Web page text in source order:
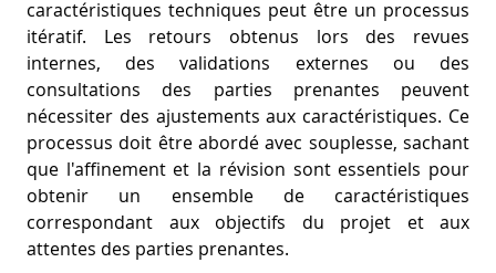
caractéristiques techniques peut être un processus
itératif. Les retours obtenus lors des revues
internes, des validations externes ou des
consultations des parties prenantes peuvent
nécessiter des ajustements aux caractéristiques. Ce
processus doit être abordé avec souplesse, sachant
que l'affinement et la révision sont essentiels pour
obtenir un ensemble de caractéristiques
correspondant aux objectifs du projet et aux
attentes des parties prenantes.